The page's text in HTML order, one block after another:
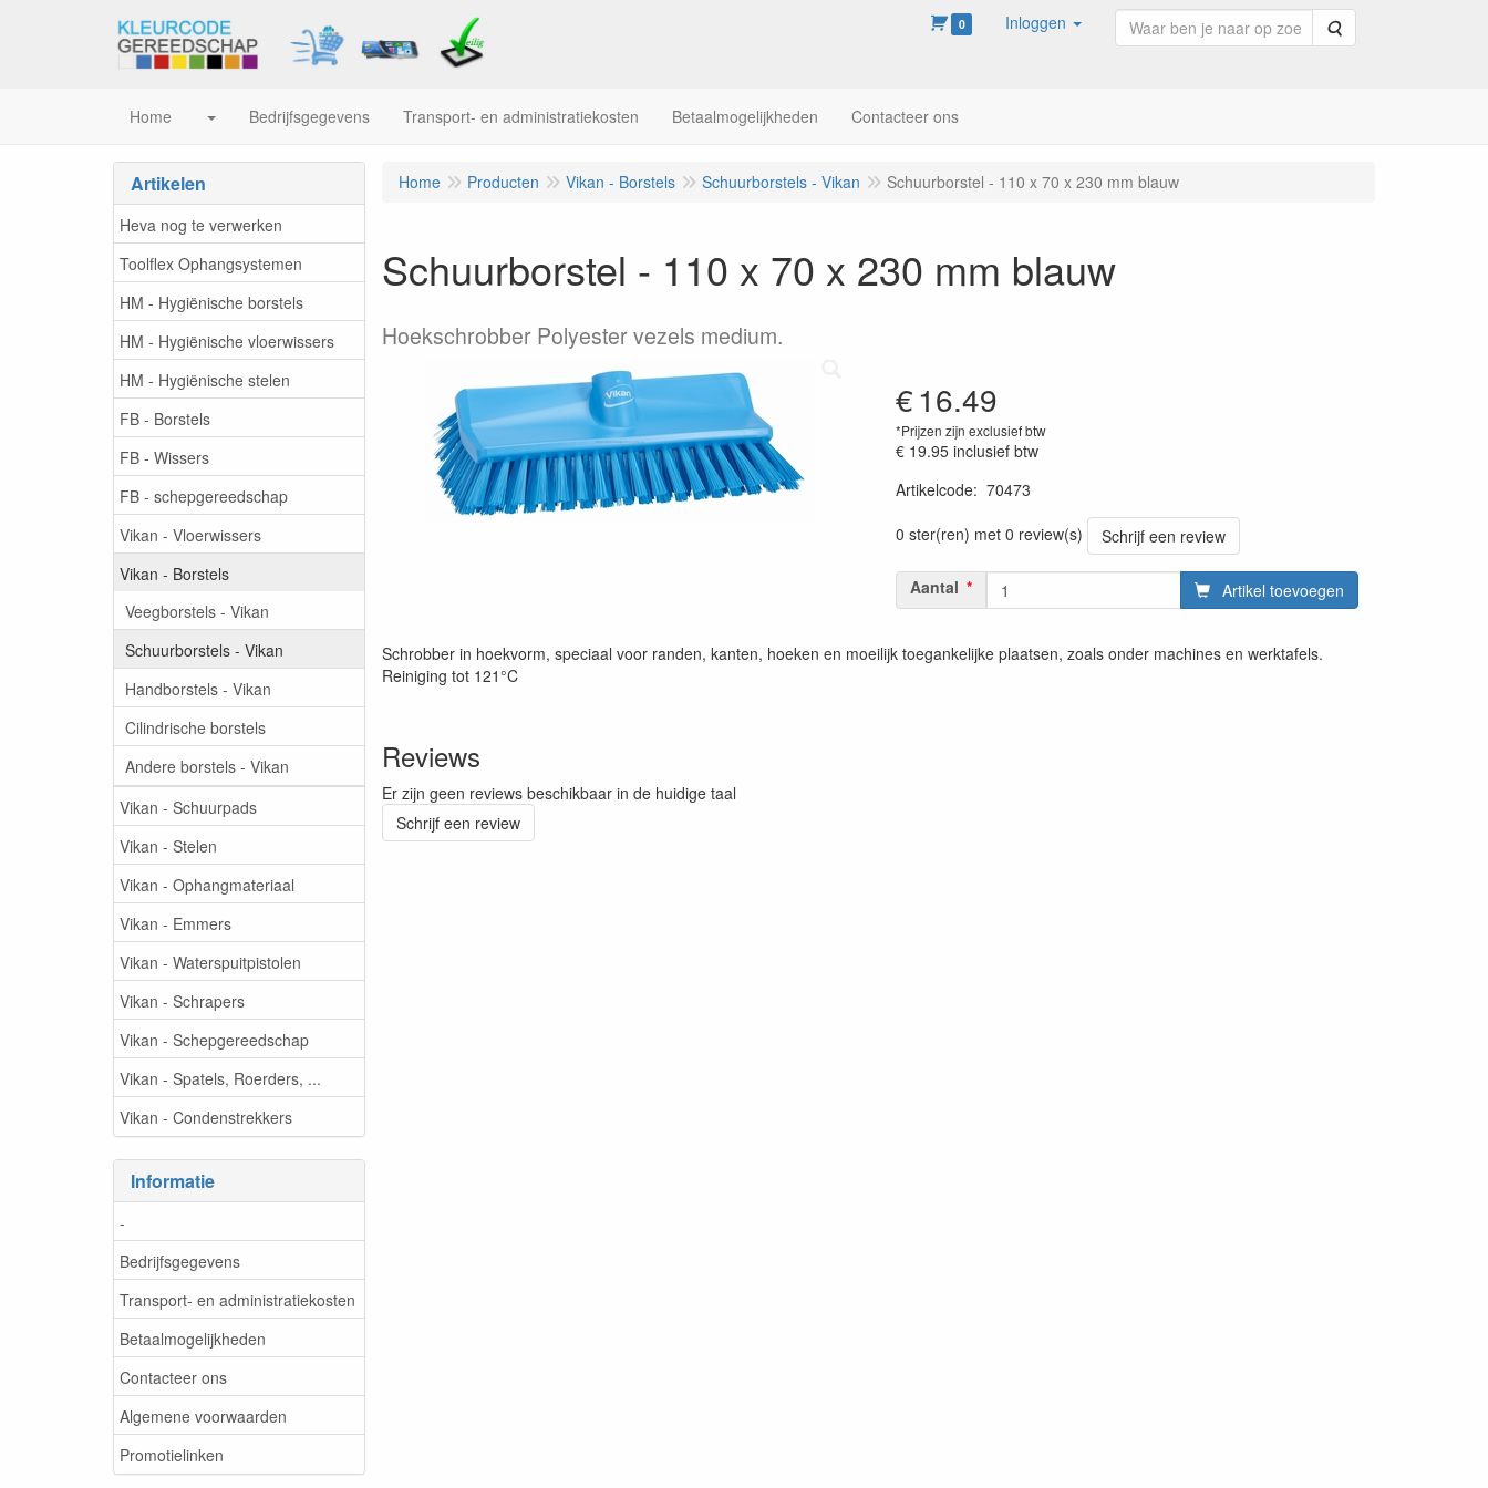
0 Inloggen Zoeken
Home Bedrijfsgegevens Transport- en administratiekosten Betaalmogelijkheden Contacteer ons
Artikelen
Heva nog te verwerken
Toolflex Ophangsystemen
HM - Hygiënische borstels
HM - Hygiënische vloerwissers
HM - Hygiënische stelen
FB - Borstels
FB - Wissers
FB - schepgereedschap
Vikan - Vloerwissers
Vikan - Borstels
Veegborstels - Vikan
Schuurborstels - Vikan
Handborstels - Vikan
Cilindrische borstels
Andere borstels - Vikan
Vikan - Schuurpads
Vikan - Stelen
Vikan - Ophangmateriaal
Vikan - Emmers
Vikan - Waterspuitpistolen
Vikan - Schrapers
Vikan - Schepgereedschap
Vikan - Spatels, Roerders, ...
Vikan - Condenstrekkers
Informatie
-
Bedrijfsgegevens
Transport- en administratiekosten
Betaalmogelijkheden
Contacteer ons
Algemene voorwaarden
Promotielinken
Home Producten Vikan - Borstels Schuurborstels - Vikan Schuurborstel - 110 x 70 x 230 mm blauw
Schuurborstel - 110 x 70 x 230 mm blauw
Hoekschrobber Polyester vezels medium.
€16.49
*Prijzen zijn exclusief btw
€ 19.95 inclusief btw
Artikelcode: 70473
0 ster(ren) met 0 review(s)
Schrijf een review
Aantal Artikel toevoegen
Schrobber in hoekvorm, speciaal voor randen, kanten, hoeken en moeilijk toegankelijke plaatsen, zoals onder machines en werktafels.
Reiniging tot 121°C
Reviews
Er zijn geen reviews beschikbaar in de huidige taal
Schrijf een review